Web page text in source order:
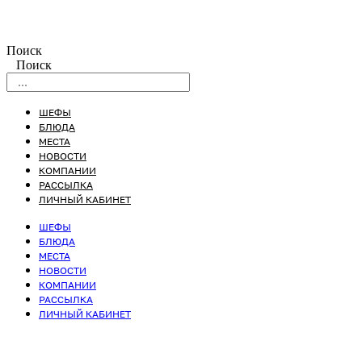
Поиск
Поиск
ШЕФЫ
БЛЮДА
МЕСТА
НОВОСТИ
КОМПАНИИ
РАССЫЛКА
ЛИЧНЫЙ КАБИНЕТ
ШЕФЫ
БЛЮДА
МЕСТА
НОВОСТИ
КОМПАНИИ
РАССЫЛКА
ЛИЧНЫЙ КАБИНЕТ